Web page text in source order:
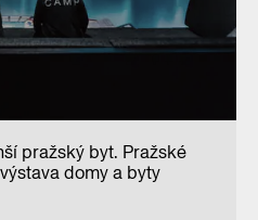
pražský byt. Pražské
domy a byty